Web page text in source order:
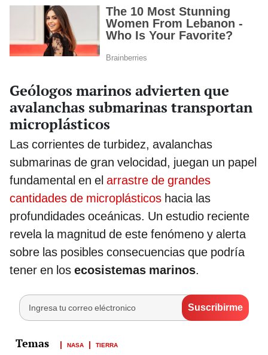
Geólogos marinos advierten que
avalanchas submarinas transportan
microplásticos
Las corrientes de turbidez, avalanchas
submarinas de gran velocidad, juegan un papel
fundamental en el arrastre de grandes
cantidades de microplásticos hacia las
profundidades oceánicas. Un estudio reciente
revela la magnitud de este fenómeno y alerta
sobre las posibles consecuencias que podría
tener en los ecosistemas marinos.
NASA TIERRA